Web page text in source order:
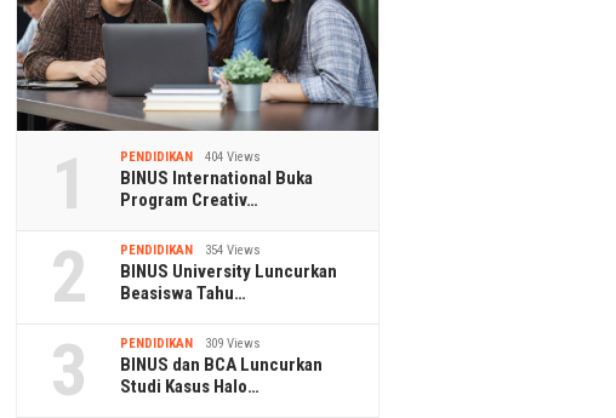
1 PENDIDIKAN 404 Views
BINUS International Buka
Program Creativ…
2 PENDIDIKAN 354 Views
BINUS University Luncurkan
Beasiswa Tahu…
3 PENDIDIKAN 309 Views
BINUS dan BCA Luncurkan
Studi Kasus Halo…